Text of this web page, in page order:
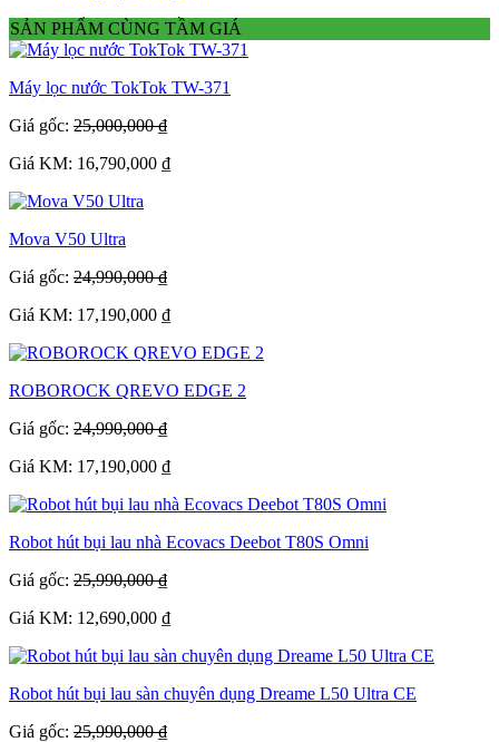
SẢN PHẨM CÙNG TẦM GIÁ
Máy lọc nước TokTok TW-371
Giá gốc: 25,000,000 ₫
Giá KM: 16,790,000 ₫
Mova V50 Ultra
Giá gốc: 24,990,000 ₫
Giá KM: 17,190,000 ₫
ROBOROCK QREVO EDGE 2
Giá gốc: 24,990,000 ₫
Giá KM: 17,190,000 ₫
Robot hút bụi lau nhà Ecovacs Deebot T80S Omni
Giá gốc: 25,990,000 ₫
Giá KM: 12,690,000 ₫
Robot hút bụi lau sàn chuyên dụng Dreame L50 Ultra CE
Giá gốc: 25,990,000 ₫